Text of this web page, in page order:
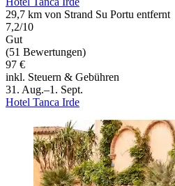
29,7 km von Strand Su Portu entfernt
7,2/10
Gut
(51 Bewertungen)
97 €
inkl. Steuern & Gebühren
31. Aug.–1. Sept.
Hotel Tanca Irde